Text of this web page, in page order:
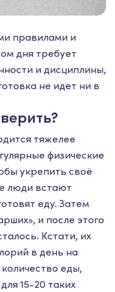
правилами и
дня требует
и дисциплины,
не идет ни в
тяжелее
физические
укрепить своё
люди встают
еду. Затем
и после этого
Кстати, их
в день на
еды,
15-20 таких